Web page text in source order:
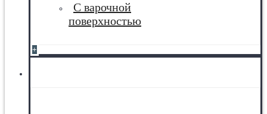
С варочной
поверхностью
+